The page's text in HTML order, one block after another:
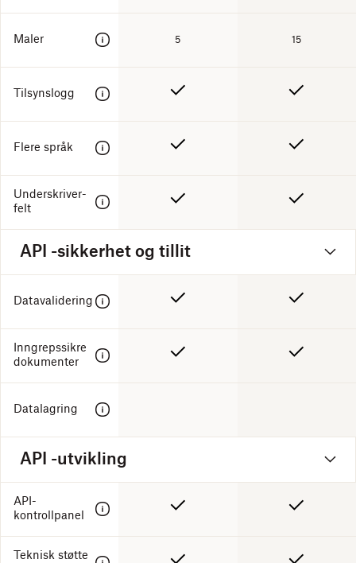
Maler
Tilsynslogg
Flere språk
Underskriver-
felt
5 15
API -sikkerhet og tillit
Datavalidering
Inngrepssikre
dokumenter
Datalagring
API -utvikling
API-
kontrollpanel
Teknisk støtte